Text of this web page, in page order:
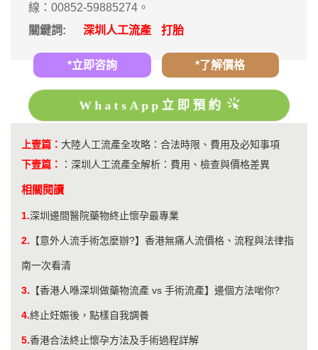
線：00852-59885274。
關鍵詞:
深圳人工流產 打胎
*立即咨詢 *了解價格
WhatsApp立即預約
上壹篇： 大陸人工流產全攻略：合法時限、費用及必知事項
下壹篇：
： 深圳人工流產全解析：費用、檢查與價格差異
相關閱讀
1.深圳邊間醫院藥物終止懷孕最專業
2. 【意外人流手術怎麼辦?】香港無痛人流價格、流程與法律指
南一次看清
3. 【香港人喺深圳做藥物流產 vs 手術流產】邊個方法啱你?
4.終止妊娠後，點樣自我調養
5.香港合法終止懷孕方法及手術過程詳解